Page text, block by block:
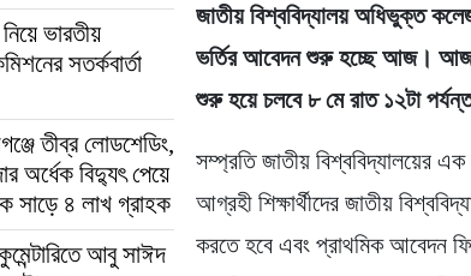
ভারতীয়
সতর্কবার্তা
তীব্র লোডশেডিং,
অর্ধেক বিদ্যুৎ পেয়ে
সাড়ে ৪ লাখ গ্রাহক
আবু সাঈদ
জাতীয় বিশ্ববিদ্যালয় অধিভুক্ত
ভর্তির আবেদন শুরু হচ্ছে আজ। আজ
শুরু হয়ে চলবে ৮ মে রাত ১২টা
সম্প্রতি জাতীয় বিশ্ববিদ্যালয়ের
আগ্রহী শিক্ষার্থীদের জাতীয়
করতে হবে এবং প্রাথমিক আবেদন ফি